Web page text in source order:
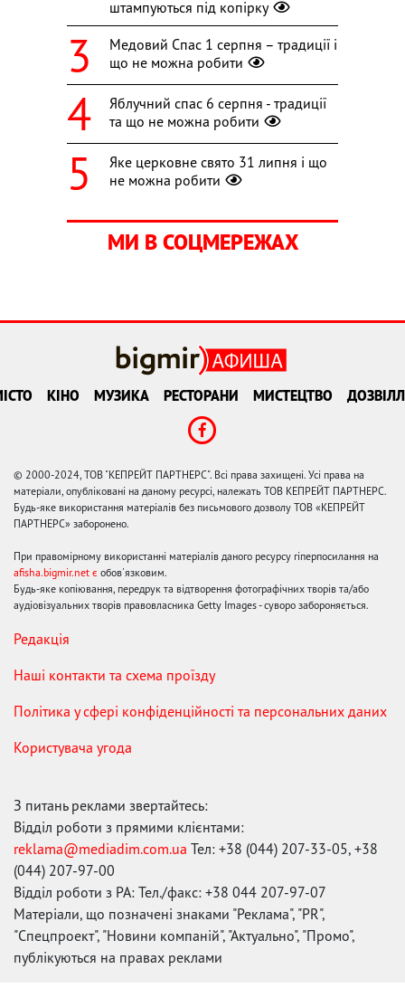
штампуються під копірку
Медовий Спас 1 серпня – традиції і
що не можна робити
Яблучний спас 6 серпня - традиції
та що не можна робити
Яке церковне свято 31 липня і що
не можна робити
МИ В СОЦМЕРЕЖАХ
КІНО МУЗИКА РЕСТОРАНИ МИСТЕЦТВО
© 2000-2024, ТОВ "КЕПРЕЙТ ПАРТНЕРС". Всі права захищені. Усі права на
матеріали, опубліковані на даному ресурсі, належать ТОВ КЕПРЕЙТ ПАРТНЕРС.
Будь-яке використання матеріалів без письмового дозволу ТОВ «КЕПРЕЙТ
ПАРТНЕРС» заборонено.
При правомірному використанні матеріалів даного ресурсу гіперпосилання на
afisha.bigmir.net є обов'язковим.
Будь-яке копіювання, передрук та відтворення фотографічних творів та/або
аудіовізуальних творів правовласника Getty Images - суворо забороняється.
Редакція
Наші контакти та схема проїзду
Політика у сфері конфіденційності та персональних даних
Користувача угода
З питань реклами звертайтесь:
Відділ роботи з прямими клієнтами:
reklama@mediadim.com.ua Тел: +38 (044) 207-33-05, +38
(044) 207-97-00
Відділ роботи з РА: Тел./факс: +38 044 207-97-07
Матеріали, що позначені знаками "Реклама", "PR",
"Спецпроект", "Новини компаній", "Актуально", "Промо",
публікуються на правах реклами